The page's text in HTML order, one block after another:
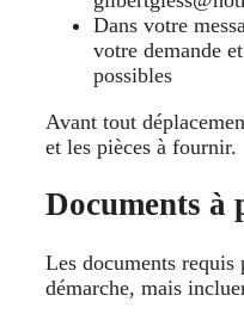
Dans votre
votre demande
possibles
Avant tout
et les pièces à fournir.
Documents à
Les documents requis
démarche, mais